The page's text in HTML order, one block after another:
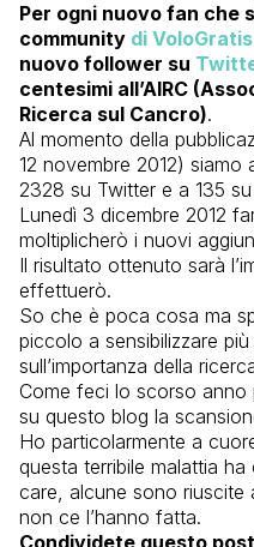
Per ogni nuovo fan che
community di
nuovo follower su
centesimi all’AIRC
Ricerca sul Cancro).
Al momento della
12 novembre 2012)
2328 su Twitter e a 135
Lunedì 3 dicembre 2012
moltiplicherò i nuovi
Il risultato ottenuto sarà
effettuerò.
So che è poca cosa ma
piccolo a sensibilizzare
sull’importanza della
Come feci lo scorso anno
su questo blog la
Ho particolarmente a
questa terribile malattia
care, alcune sono riuscite
non ce l’hanno fatta.